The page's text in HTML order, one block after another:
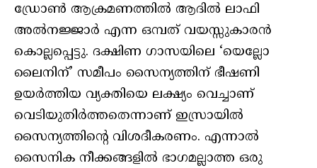
ഡ്രോൺ ആക്രമണത്തിൽ ആദിൽ ലാഫി
അൽനജ്ജാർ എന്ന ഒമ്പത് വയസ്സുകാരൻ
കൊല്ലപ്പെട്ടു. ദക്ഷിണ ഗാസയിലെ ‘യെല്ലോ
ലൈനിന്’ സമീപം സൈന്യത്തിന് ഭീഷണി
ഉയർത്തിയ വ്യക്തിയെ ലക്ഷ്യം വെച്ചാണ്
വെടിയുതിർത്തതെന്നാണ് ഇസ്രായിൽ
സൈന്യത്തിന്റെ വിശദീകരണം. എന്നാൽ
സൈനിക നീക്കങ്ങളിൽ ഭാഗമല്ലാത്ത ഒരു